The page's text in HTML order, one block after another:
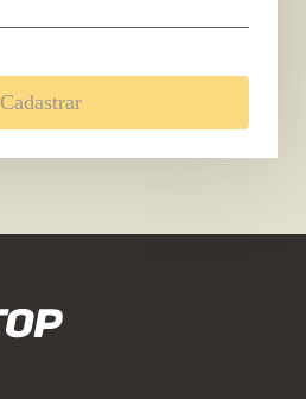
Cadastrar